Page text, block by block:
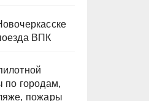
ВПК
по городам,
пожары